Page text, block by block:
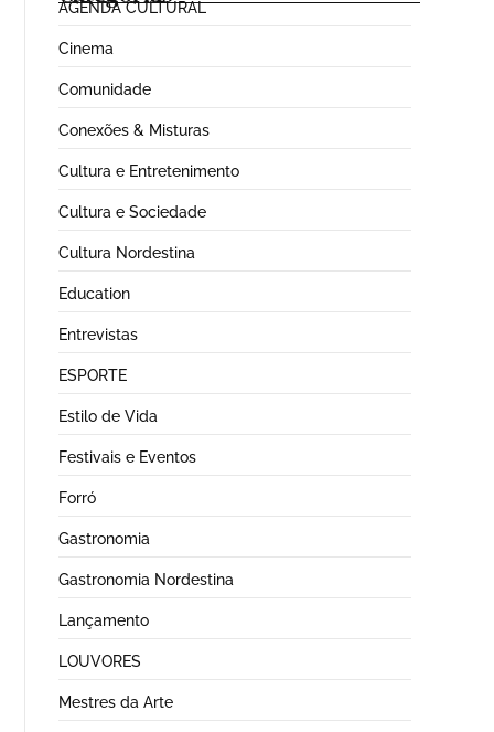
AGENDA CULTURAL
Cinema
Comunidade
Conexões & Misturas
Cultura e Entretenimento
Cultura e Sociedade
Cultura Nordestina
Education
Entrevistas
ESPORTE
Estilo de Vida
Festivais e Eventos
Forró
Gastronomia
Gastronomia Nordestina
Lançamento
LOUVORES
Mestres da Arte